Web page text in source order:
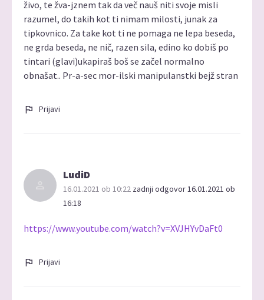
živo, te žva-jznem tak da več nauš niti svoje misli
razumel, do takih kot ti nimam milosti, junak za
tipkovnico. Za take kot ti ne pomaga ne lepa beseda,
ne grda beseda, ne nič, razen sila, edino ko dobiš po
tintari (glavi)ukapiraš boš se začel normalno
obnašat.. Pr-a-sec mor-ilski manipulanstki bejž stran
Prijavi
LudiD
16.01.2021 ob 10:22 zadnji odgovor 16.01.2021 ob
16:18
https://www.youtube.com/watch?v=XVJHYvDaFt0
Prijavi